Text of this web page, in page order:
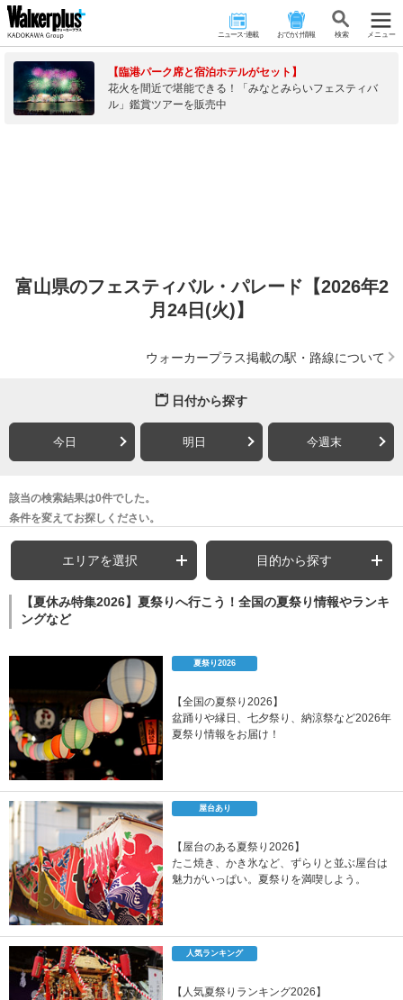
ニュース･連載 おでかけ情報 検 索 メニュー
【臨港パーク席と宿泊ホテルがセット】
花火を間近で堪能できる！「みなとみらいフェスティバ
ル」鑑賞ツアーを販売中
富山県のフェスティバル・パレード【2026年2
月24日(火)】
ウォーカープラス掲載の駅・路線について
日付から探す
今日 明日 今週末
該当の検索結果は0件でした。
条件を変えてお探しください。
エリアを選択 目的から探す
【夏休み特集2026】夏祭りへ行こう！全国の夏祭り情報やランキ
ングなど
夏祭り2026
【全国の夏祭り2026】
盆踊りや縁日、七夕祭り、納涼祭など2026年
夏祭り情報をお届け！
屋台あり
【屋台のある夏祭り2026】
たこ焼き、かき氷など、ずらりと並ぶ屋台は
魅力がいっぱい。夏祭りを満喫しよう。
人気ランキング
【人気夏祭りランキング2026】